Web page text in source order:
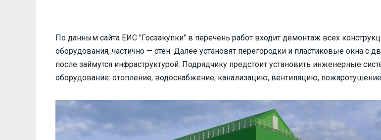
По данным сайта ЕИС "Госзакупки" в перечень работ входит демонтаж всех
оборудования, частично — стен. Далее установят перегородки и пластиковые окна с
после займутся инфраструктурой. Подрядчику предстоит установить инженерные
оборудование: отопление, водоснабжение, канализацию, вентиляцию,